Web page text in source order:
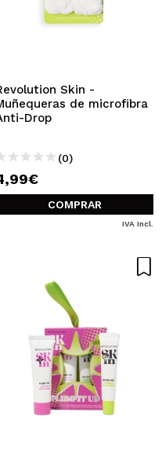
Skin -
de microfibra
Drop
(0)
COMPRAR
IVA Incl.